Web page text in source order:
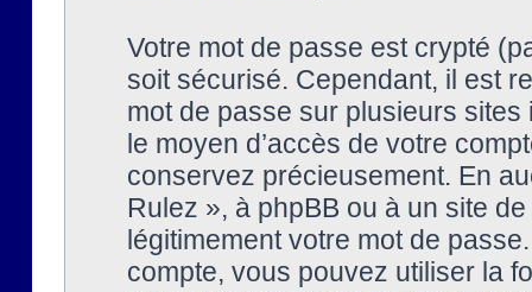
Votre mot de passe est crypté
soit sécurisé. Cependant, il est
mot de passe sur plusieurs
le moyen d’accès de votre
conservez précieusement. En
Rulez », à phpBB ou à un site
légitimement votre mot de
compte, vous pouvez utiliser la